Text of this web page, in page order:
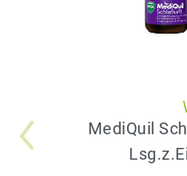
MediQuil